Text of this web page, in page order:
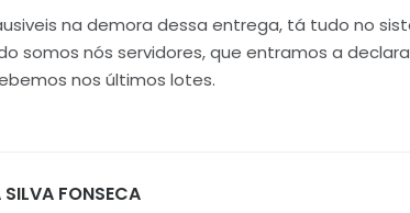
na demora dessa entrega, tá tudo no
somos nós servidores, que entramos a
nos últimos lotes.
FONSECA